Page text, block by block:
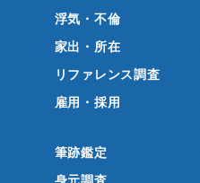
浮気・不倫
家出・所在
リファレンス調査
雇用・採用
筆跡鑑定